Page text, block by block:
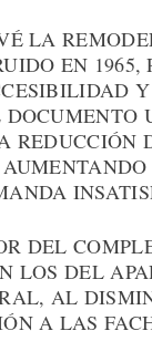
LA
EN
DOCUMENTO
REDUCCIÓN
DEL
LOS DEL
AL
A LAS